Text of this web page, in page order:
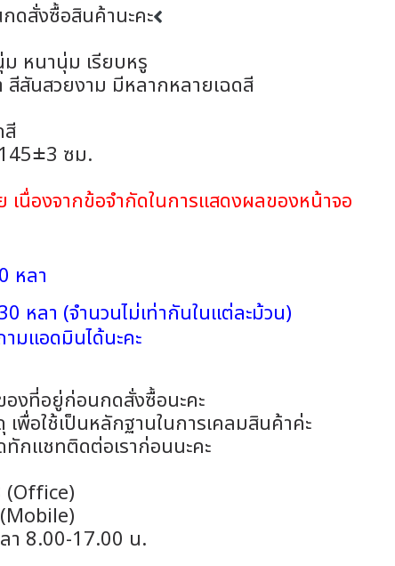
ดสั่งซื้อสินค้านะคะ
หนานุ่ม เรียบหรู
สีสันสวยงาม มีหลากหลายเฉดสี
ซม.
นื่องจากข้อจำกัดในการแสดงผลของหน้าจอ
หลา
หลา (จำนวนไม่เท่ากันในแต่ละม้วน)
มแอดมินได้นะคะ
งที่อยู่ก่อนกดสั่งซื้อนะคะ
อใช้เป็นหลักฐานในการเคลมสินค้าค่ะ
กแชทติดต่อเราก่อนนะคะ
(Office)
ลา 8.00-17.00 น.